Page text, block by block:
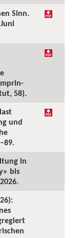
Sinn.
58).
und
in
bis